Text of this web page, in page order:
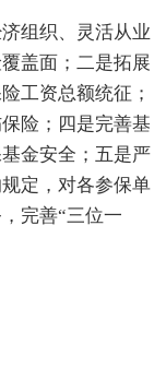
组织、灵活从业
盖面；二是拓展
工资总额统征；
险；四是完善基
金安全；五是严
定，对各参保单
完善“三位一